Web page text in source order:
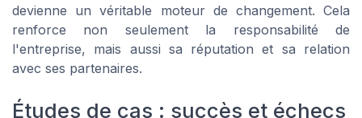
devienne un véritable moteur de changement. Cela
renforce non seulement la responsabilité de
l'entreprise, mais aussi sa réputation et sa relation
avec ses partenaires.
Études de cas : succès et échecs